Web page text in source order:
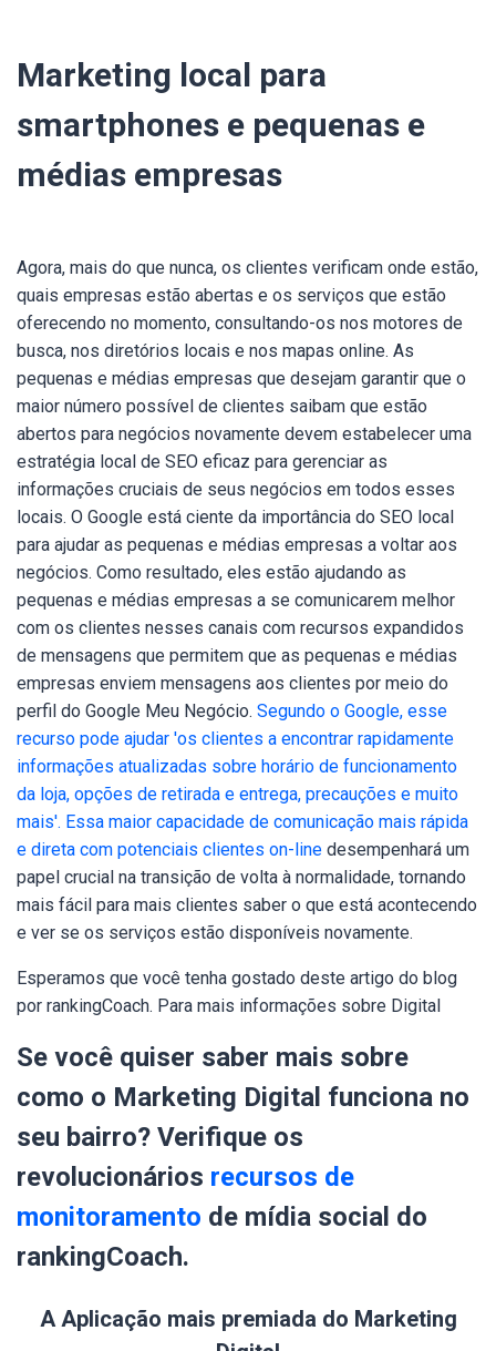
Marketing local para
smartphones e pequenas e
médias empresas
Agora, mais do que nunca, os clientes verificam onde estão,
quais empresas estão abertas e os serviços que estão
oferecendo no momento, consultando-os nos motores de
busca, nos diretórios locais e nos mapas online. As
pequenas e médias empresas que desejam garantir que o
maior número possível de clientes saibam que estão
abertos para negócios novamente devem estabelecer uma
estratégia local de SEO eficaz para gerenciar as
informações cruciais de seus negócios em todos esses
locais. O Google está ciente da importância do SEO local
para ajudar as pequenas e médias empresas a voltar aos
negócios. Como resultado, eles estão ajudando as
pequenas e médias empresas a se comunicarem melhor
com os clientes nesses canais com recursos expandidos
de mensagens que permitem que as pequenas e médias
empresas enviem mensagens aos clientes por meio do
perfil do Google Meu Negócio. Segundo o Google, esse
recurso pode ajudar 'os clientes a encontrar rapidamente
informações atualizadas sobre horário de funcionamento
da loja, opções de retirada e entrega, precauções e muito
mais'. Essa maior capacidade de comunicação mais rápida
e direta com potenciais clientes on-line desempenhará um
papel crucial na transição de volta à normalidade, tornando
mais fácil para mais clientes saber o que está acontecendo
e ver se os serviços estão disponíveis novamente.
Esperamos que você tenha gostado deste artigo do blog
por rankingCoach. Para mais informações sobre Digital
Se você quiser saber mais sobre
como o Marketing Digital funciona no
seu bairro? Verifique os
revolucionários recursos de
monitoramento de mídia social do
rankingCoach.
A Aplicação mais premiada do Marketing